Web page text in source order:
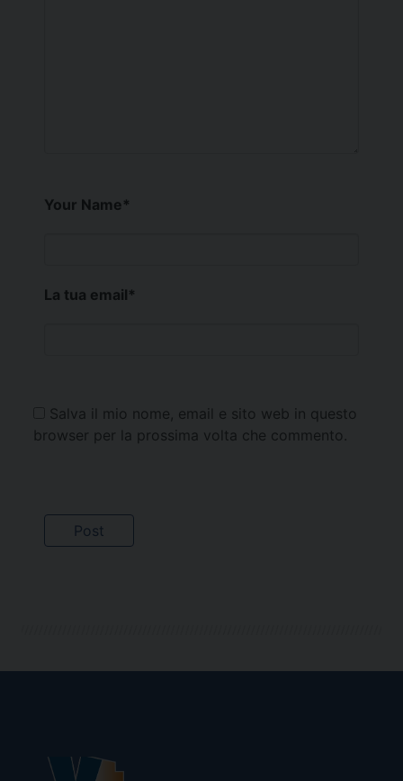
Your Name*
La tua email*
Salva il mio nome, email e sito web in questo
browser per la prossima volta che commento.